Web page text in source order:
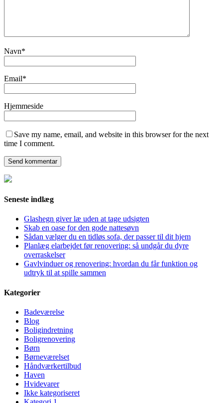
Navn*
Email*
Hjemmeside
Save my name, email, and website in this browser for the next
time I comment.
Seneste indlæg
Glashegn giver læ uden at tage udsigten
Skab en oase for den gode nattesøvn
Sådan vælger du en tidløs sofa, der passer til dit hjem
Planlæg elarbejdet før renovering: så undgår du dyre
overraskelser
Gavlvinduer og renovering: hvordan du får funktion og
udtryk til at spille sammen
Kategorier
Badeværelse
Blog
Boligindretning
Boligrenovering
Børn
Børneværelset
Håndværkertilbud
Haven
Hvidevarer
Ikke kategoriseret